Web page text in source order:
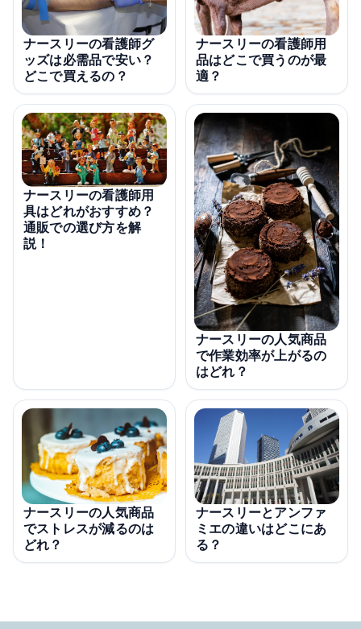
ナースリーの看護師グ
ッズは必需品で安い？
どこで買えるの？
ナースリーの看護師用
品はどこで買うのが最
適？
ナースリーの看護師用
具はどれがおすすめ？
通販での選び方を解
説！
ナースリーの人気商品
で作業効率が上がるの
はどれ？
ナースリーの人気商品
でストレスが減るのは
どれ？
ナースリーとアンファ
ミエの違いはどこにあ
る？